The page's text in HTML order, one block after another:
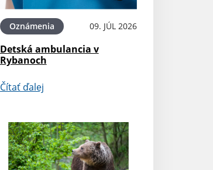
Oznámenia 09. JÚL 2026
Detská ambulancia v
Rybanoch
Čítať ďalej